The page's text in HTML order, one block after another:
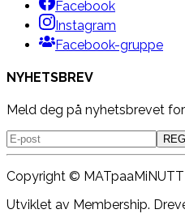
Facebook
Instagram
Facebook-gruppe
NYHETSBREV
Meld deg på nyhetsbrevet
Copyright ©
Utviklet av Membership.